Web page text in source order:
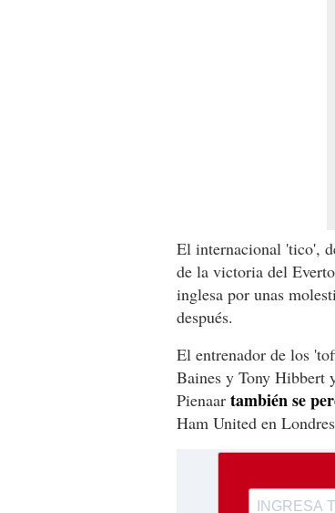
El internacional 'tico',
de la victoria del
inglesa por unas
después.
El entrenador de los
Baines y Tony Hibbert
Pienaar también se
Ham United en